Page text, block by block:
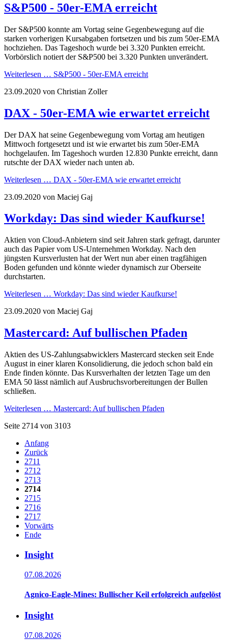
S&P500 - 50er-EMA erreicht
Der S&P500 konnte am Vortag seine Gegenbewegung auf die
starken vorherigen Kursabgaben fortsetzen und bis zum 50er-EMA
hochziehen. Das Tageshoch wurde bei 3.320 Punkten erreicht.
Vorbörslich notiert der S&P500 bei 3.320 Punkten unverändert.
Weiterlesen … S&P500 - 50er-EMA erreicht
23.09.2020 von Christian Zoller
DAX - 50er-EMA wie erwartet erreicht
Der DAX hat seine Gegenbewegung vom Vortag am heutigen
Mittwoch fortgesetzt und ist wie erwartet bis zum 50er-EMA
hochgelaufen. Im Tageshoch wurden 12.830 Punkte erreicht, dann
rutschte der DAX wieder nach unten ab.
Weiterlesen … DAX - 50er-EMA wie erwartet erreicht
23.09.2020 von Maciej Gaj
Workday: Das sind wieder Kaufkurse!
Aktien von Cloud-Anbietern sind seit Jahren stark gefragt, darunter
auch das Papier vom US-Unternehmen Workday. Nach den
jüngsten Kursverlusten hat der Wert nun aber einen tragfähigen
Boden gefunden und könnte wieder dynamisch zur Oberseite
durchstarten.
Weiterlesen … Workday: Das sind wieder Kaufkurse!
23.09.2020 von Maciej Gaj
Mastercard: Auf bullischen Pfaden
Aktien des US-Zahlungsabwicklers Mastercard stecken seit Ende
August in einer klaren Konsolidierung, die jedoch schon bald ein
Ende finden könnte. Das Kursverhalten der letzten Tage um den
EMA 50 lässt nämlich auf Ausbruchsvorbereitungen der Bullen
schließen.
Weiterlesen … Mastercard: Auf bullischen Pfaden
Seite 2714 von 3103
Anfang
Zurück
2711
2712
2713
2714
2715
2716
2717
Vorwärts
Ende
Insight
07.08.2026
Agnico-Eagle-Mines: Bullischer Keil erfolgreich aufgelöst
Insight
07.08.2026